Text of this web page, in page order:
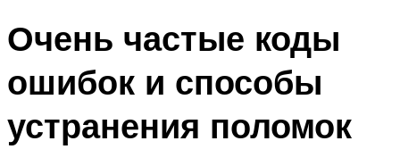
Очень частые коды
ошибок и способы
устранения поломок